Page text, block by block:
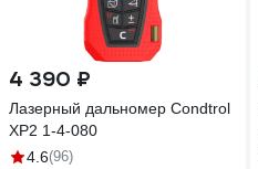
4 390 ₽
Лазерный дальномер Condtrol
XP2 1-4-080
4.6(96)